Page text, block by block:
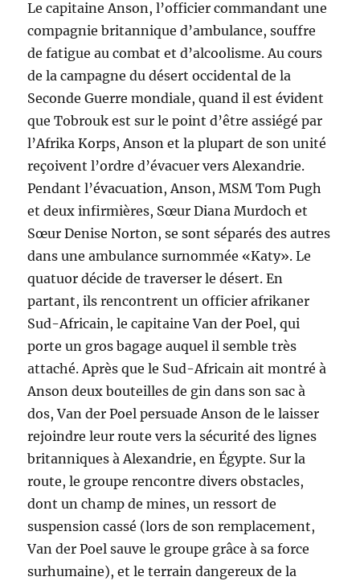
Le capitaine Anson, l’officier commandant une
compagnie britannique d’ambulance, souffre
de fatigue au combat et d’alcoolisme. Au cours
de la campagne du désert occidental de la
Seconde Guerre mondiale, quand il est évident
que Tobrouk est sur le point d’être assiégé par
l’Afrika Korps, Anson et la plupart de son unité
reçoivent l’ordre d’évacuer vers Alexandrie.
Pendant l’évacuation, Anson, MSM Tom Pugh
et deux infirmières, Sœur Diana Murdoch et
Sœur Denise Norton, se sont séparés des autres
dans une ambulance surnommée «Katy». Le
quatuor décide de traverser le désert. En
partant, ils rencontrent un officier afrikaner
Sud-Africain, le capitaine Van der Poel, qui
porte un gros bagage auquel il semble très
attaché. Après que le Sud-Africain ait montré à
Anson deux bouteilles de gin dans son sac à
dos, Van der Poel persuade Anson de le laisser
rejoindre leur route vers la sécurité des lignes
britanniques à Alexandrie, en Égypte. Sur la
route, le groupe rencontre divers obstacles,
dont un champ de mines, un ressort de
suspension cassé (lors de son remplacement,
Van der Poel sauve le groupe grâce à sa force
surhumaine), et le terrain dangereux de la